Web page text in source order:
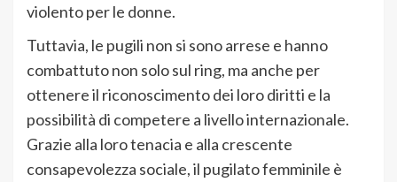
violento per le donne.
Tuttavia, le pugili non si sono arrese e hanno
combattuto non solo sul ring, ma anche per
ottenere il riconoscimento dei loro diritti e la
possibilità di competere a livello internazionale.
Grazie alla loro tenacia e alla crescente
consapevolezza sociale, il pugilato femminile è